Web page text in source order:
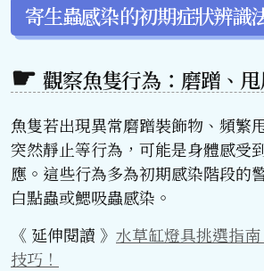
寄生蟲感染的初期症狀辨識
觀察魚隻行為：磨蹭、
魚隻若出現異常磨蹭裝飾物、頻繁
突然靜止等行為，可能是身體感受
應。這些行為多為初期感染階段的
白點蟲或鰓吸蟲感染。
《 延伸閱讀 》 水草缸燈具挑選指
技巧！